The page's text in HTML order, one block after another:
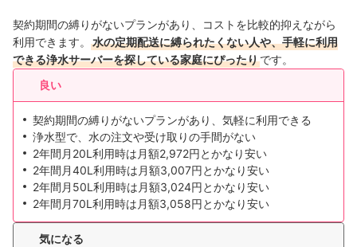
契約期間の縛りがないプランがあり、コストを比較的抑えながら
利用できます。
水の定期配送に縛られたくない人や、手軽に利用
できる浄水サーバーを探している家庭にぴったりです。
良い
契約期間の縛りがないプランがあり、気軽に利用できる
浄水型で、水の注文や受け取りの手間がない
2年間月20L利用時は月額2,972円とかなり安い
2年間月40L利用時は月額3,007円とかなり安い
2年間月50L利用時は月額3,024円とかなり安い
2年間月70L利用時は月額3,058円とかなり安い
気になる